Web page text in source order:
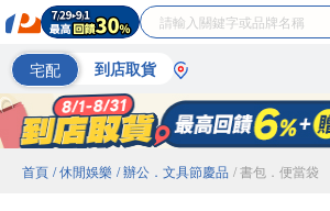
宅配 到店取貨
首頁 / 休閒娛樂 / 辦公．文具節慶品 / 書包．便當袋